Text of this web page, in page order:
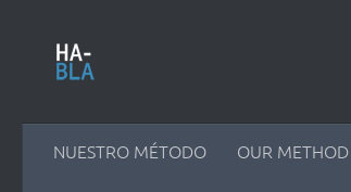
NUESTRO MÉTODO OUR METHOD